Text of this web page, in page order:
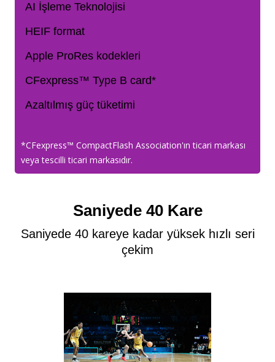
AI İşleme Teknolojisi
HEIF format
Apple ProRes kodekleri
CFexpress™ Type B card*
Azaltılmış güç tüketimi
*CFexpress™ CompactFlash Association'ın ticari markası
veya tescilli ticari markasıdır.
Saniyede 40 Kare
Saniyede 40 kareye kadar yüksek hızlı seri
çekim